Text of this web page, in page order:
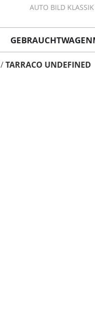
AUTO BILD KLASSIK
TARRACO UNDEFINED